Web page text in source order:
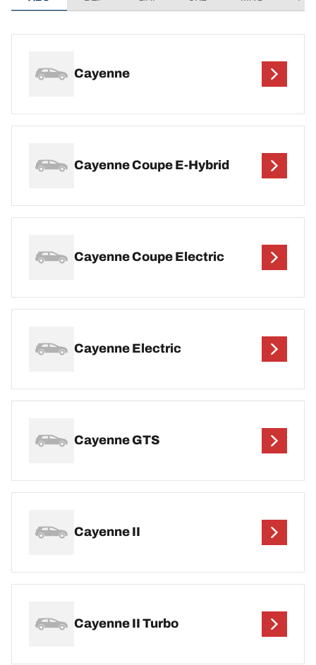
Cayenne
Cayenne Coupe E-Hybrid
Cayenne Coupe Electric
Cayenne Electric
Cayenne GTS
Cayenne II
Cayenne II Turbo